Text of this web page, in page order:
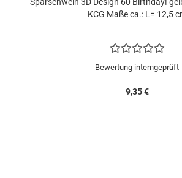
Sparschwein 3D Design 60 Birthday!
KCG Maße ca.: L= 12,5
Bewertung interngeprüft
9,35 €